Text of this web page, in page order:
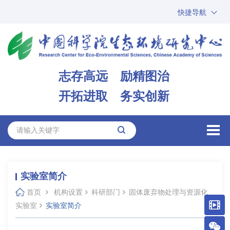
快捷导航
ARP
邮箱
志存高远 励精图治
开拓进取 务实创新
实验室简介
首页 机构设置 科研部门
固体废弃物处理与资源化
实验室
实验室简介